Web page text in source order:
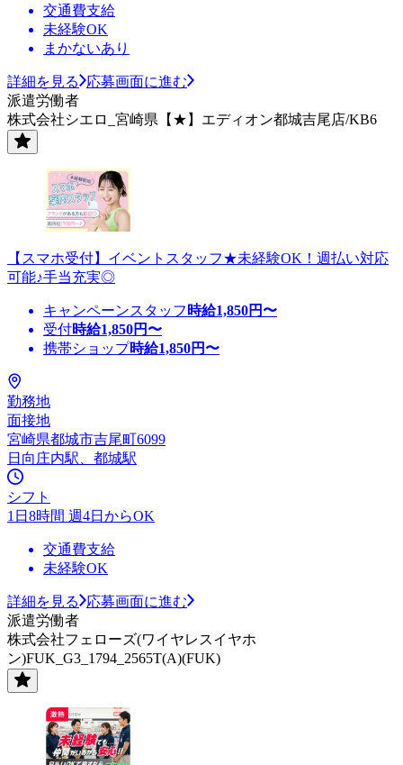
交通費支給
未経験OK
まかないあり
詳細を見る
応募画面に進む
派遣労働者
株式会社シエロ_宮崎県【★】エディオン都城吉尾店/KB6
【スマホ受付】イベントスタッフ★未経験OK！週払い対応
可能♪手当充実◎
キャンペーンスタッフ 時給1,850円〜
受付時給1,850円〜
携帯ショップ時給1,850円〜
勤務地
面接地
宮崎県都城市吉尾町6099
日向庄内駅、都城駅
シフト
1日8時間 週4日からOK
交通費支給
未経験OK
詳細を見る
応募画面に進む
派遣労働者
株式会社フェローズ(ワイヤレスイヤホ
ン)FUK_G3_1794_2565T(A)(FUK)